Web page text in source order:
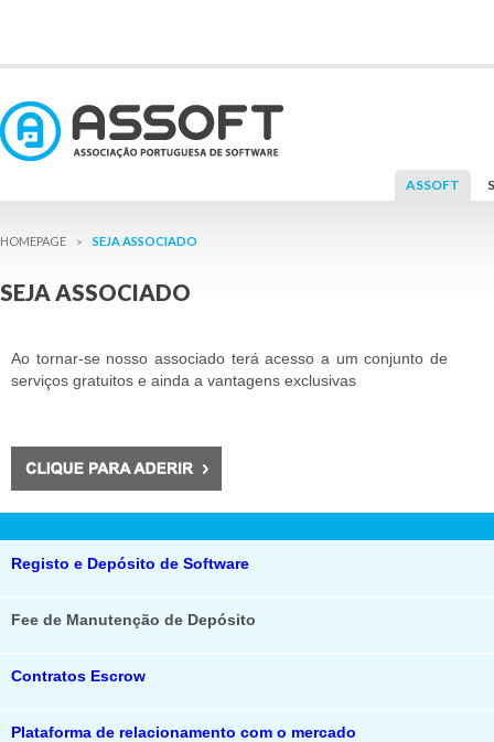
ASSOFT
> SEJA ASSOCIADO
SEJA ASSOCIADO
Ao tornar-se nosso associado terá acesso a um conjunto de
serviços gratuitos e ainda a vantagens exclusivas
Registo e Depósito de Software
Fee de Manutenção de Depósito
Contratos Escrow
Plataforma de relacionamento com o mercado